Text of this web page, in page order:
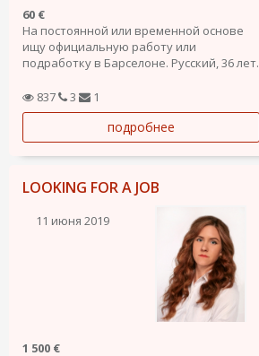
60 €
На постоянной или временной основе
ищу официальную работу или
подработку в Барселоне. Русский, 36 лет.
стройки.
837 3 1
подробнее
LOOKING FOR A JOB
11 июня 2019
1 500 €